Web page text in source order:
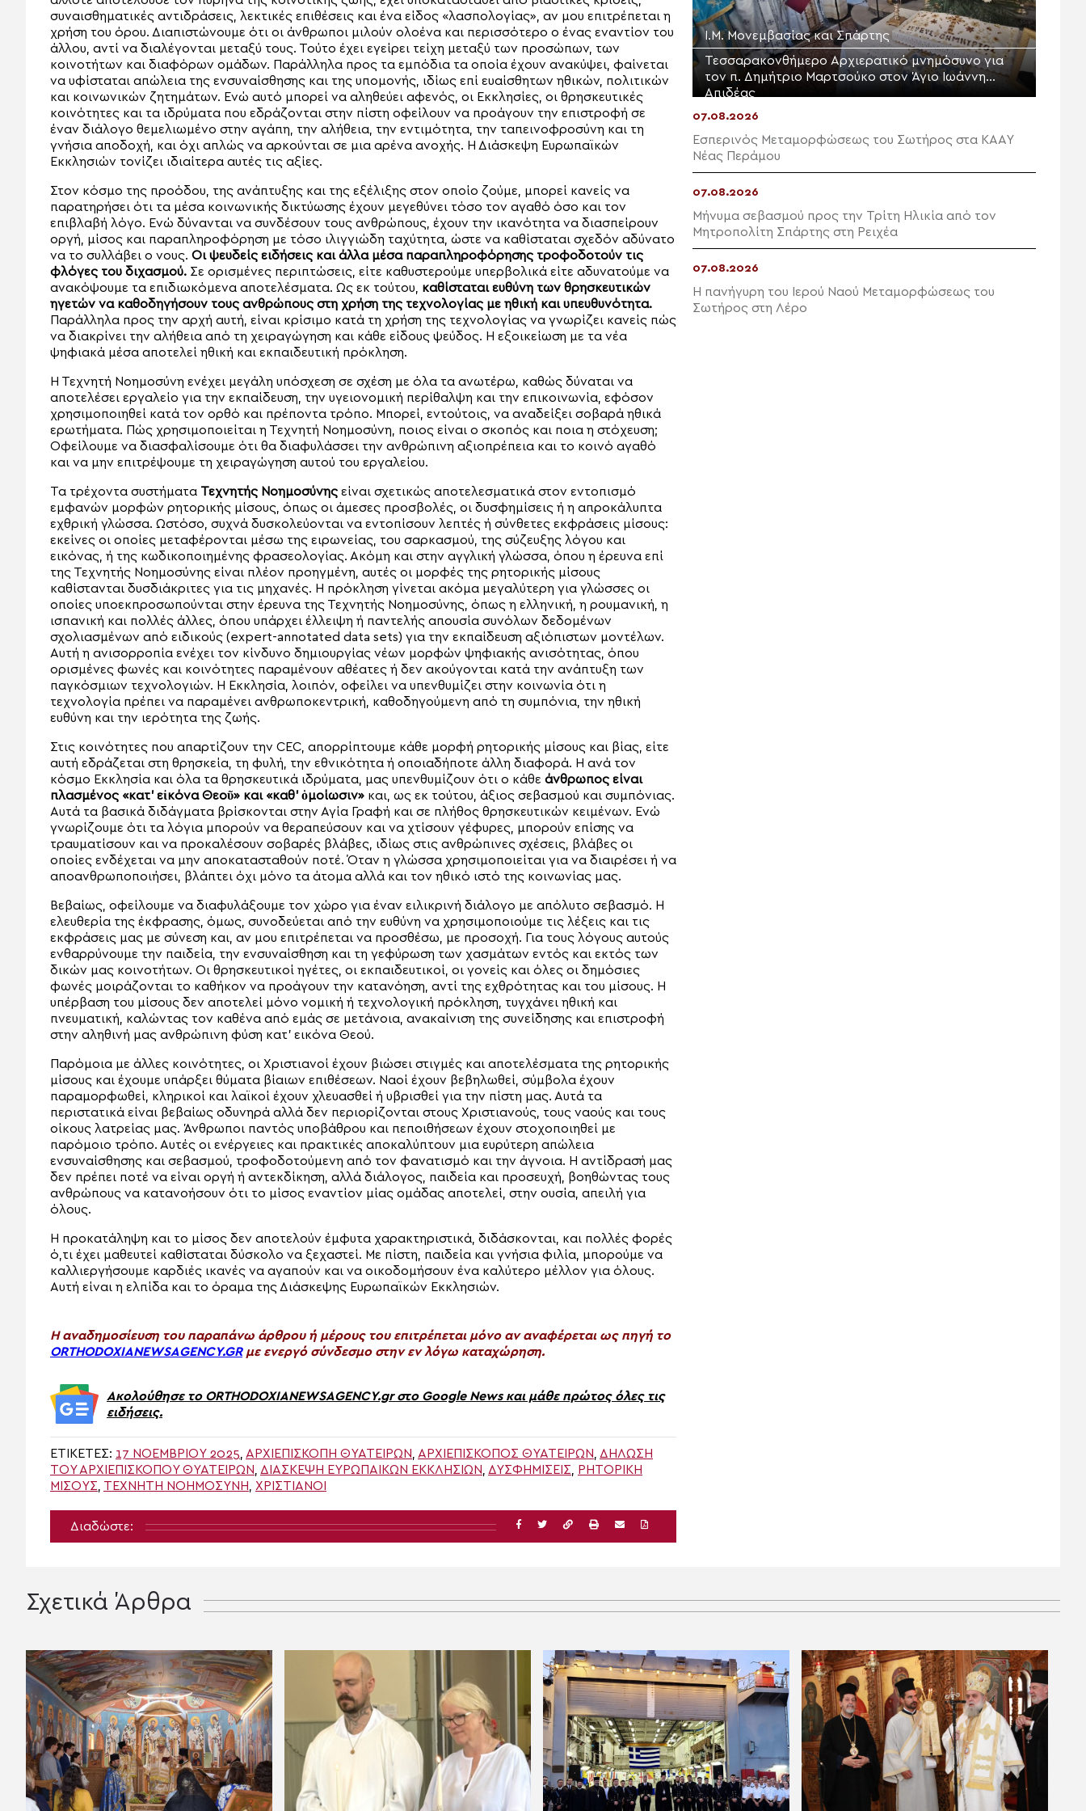
συναισθηματικές αντιδράσεις, λεκτικές επιθέσεις και ένα είδος «λασπολογίας», αν μου επιτρέπεται η
χρήση του όρου. Διαπιστώνουμε ότι οι άνθρωποι μιλούν ολοένα και περισσότερο ο ένας εναντίον του
άλλου, αντί να διαλέγονται μεταξύ τους. Τούτο έχει εγείρει τείχη μεταξύ των προσώπων, των
κοινοτήτων και διαφόρων ομάδων. Παράλληλα προς τα εμπόδια τα οποία έχουν ανακύψει, φαίνεται
να υφίσταται απώλεια της ενσυναίσθησης και της υπομονής, ιδίως επί ευαίσθητων ηθικών, πολιτικών
και κοινωνικών ζητημάτων. Ενώ αυτό μπορεί να αληθεύει αφενός, οι Εκκλησίες, οι θρησκευτικές
κοινότητες και τα ιδρύματα που εδράζονται στην πίστη οφείλουν να προάγουν την επιστροφή σε
έναν διάλογο θεμελιωμένο στην αγάπη, την αλήθεια, την εντιμότητα, την ταπεινοφροσύνη και τη
γνήσια αποδοχή, και όχι απλώς να αρκούνται σε μια αρένα ανοχής. Η Διάσκεψη Ευρωπαϊκών
Εκκλησιών τονίζει ιδιαίτερα αυτές τις αξίες.
Στον κόσμο της προόδου, της ανάπτυξης και της εξέλιξης στον οποίο ζούμε, μπορεί κανείς να
παρατηρήσει ότι τα μέσα κοινωνικής δικτύωσης έχουν μεγεθύνει τόσο τον αγαθό όσο και τον
επιβλαβή λόγο. Ενώ δύνανται να συνδέσουν τους ανθρώπους, έχουν την ικανότητα να διασπείρουν
οργή, μίσος και παραπληροφόρηση με τόσο ιλιγγιώδη ταχύτητα, ώστε να καθίσταται σχεδόν αδύνατο
να το συλλάβει ο νους. Οι ψευδείς ειδήσεις και άλλα μέσα παραπληροφόρησης τροφοδοτούν τις
φλόγες του διχασμού. Σε ορισμένες περιπτώσεις, είτε καθυστερούμε υπερβολικά είτε αδυνατούμε να
ανακόψουμε τα επιδιωκόμενα αποτελέσματα. Ως εκ τούτου, καθίσταται ευθύνη των θρησκευτικών
ηγετών να καθοδηγήσουν τους ανθρώπους στη χρήση της τεχνολογίας με ηθική και υπευθυνότητα.
Παράλληλα προς την αρχή αυτή, είναι κρίσιμο κατά τη χρήση της τεχνολογίας να γνωρίζει κανείς πώς
να διακρίνει την αλήθεια από τη χειραγώγηση και κάθε είδους ψεύδος. Η εξοικείωση με τα νέα
ψηφιακά μέσα αποτελεί ηθική και εκπαιδευτική πρόκληση.
Η Τεχνητή Νοημοσύνη ενέχει μεγάλη υπόσχεση σε σχέση με όλα τα ανωτέρω, καθώς δύναται να
αποτελέσει εργαλείο για την εκπαίδευση, την υγειονομική περίθαλψη και την επικοινωνία, εφόσον
χρησιμοποιηθεί κατά τον ορθό και πρέποντα τρόπο. Μπορεί, εντούτοις, να αναδείξει σοβαρά ηθικά
ερωτήματα. Πώς χρησιμοποιείται η Τεχνητή Νοημοσύνη, ποιος είναι ο σκοπός και ποια η στόχευση;
Οφείλουμε να διασφαλίσουμε ότι θα διαφυλάσσει την ανθρώπινη αξιοπρέπεια και το κοινό αγαθό
και να μην επιτρέψουμε τη χειραγώγηση αυτού του εργαλείου.
Τα τρέχοντα συστήματα Τεχνητής Νοημοσύνης είναι σχετικώς αποτελεσματικά στον εντοπισμό
εμφανών μορφών ρητορικής μίσους, όπως οι άμεσες προσβολές, οι δυσφημίσεις ή η απροκάλυπτα
εχθρική γλώσσα. Ωστόσο, συχνά δυσκολεύονται να εντοπίσουν λεπτές ή σύνθετες εκφράσεις μίσους:
εκείνες οι οποίες μεταφέρονται μέσω της ειρωνείας, του σαρκασμού, της σύζευξης λόγου και
εικόνας, ή της κωδικοποιημένης φρασεολογίας. Ακόμη και στην αγγλική γλώσσα, όπου η έρευνα επί
της Τεχνητής Νοημοσύνης είναι πλέον προηγμένη, αυτές οι μορφές της ρητορικής μίσους
καθίστανται δυσδιάκριτες για τις μηχανές. Η πρόκληση γίνεται ακόμα μεγαλύτερη για γλώσσες οι
οποίες υποεκπροσωπούνται στην έρευνα της Τεχνητής Νοημοσύνης, όπως η ελληνική, η ρουμανική, η
ισπανική και πολλές άλλες, όπου υπάρχει έλλειψη ή παντελής απουσία συνόλων δεδομένων
σχολιασμένων από ειδικούς (expert-annotated data sets) για την εκπαίδευση αξιόπιστων μοντέλων.
Αυτή η ανισορροπία ενέχει τον κίνδυνο δημιουργίας νέων μορφών ψηφιακής ανισότητας, όπου
ορισμένες φωνές και κοινότητες παραμένουν αθέατες ή δεν ακούγονται κατά την ανάπτυξη των
παγκόσμιων τεχνολογιών. Η Εκκλησία, λοιπόν, οφείλει να υπενθυμίζει στην κοινωνία ότι η
τεχνολογία πρέπει να παραμένει ανθρωποκεντρική, καθοδηγούμενη από τη συμπόνια, την ηθική
ευθύνη και την ιερότητα της ζωής.
Στις κοινότητες που απαρτίζουν την CEC, απορρίπτουμε κάθε μορφή ρητορικής μίσους και βίας, είτε
αυτή εδράζεται στη θρησκεία, τη φυλή, την εθνικότητα ή οποιαδήποτε άλλη διαφορά. Η ανά τον
κόσμο Εκκλησία και όλα τα θρησκευτικά ιδρύματα, μας υπενθυμίζουν ότι ο κάθε άνθρωπος είναι
πλασμένος «κατ’ εἰκόνα Θεοῦ» και «καθ’ ὁμοίωσιν» και, ως εκ τούτου, άξιος σεβασμού και συμπόνιας.
Αυτά τα βασικά διδάγματα βρίσκονται στην Αγία Γραφή και σε πλήθος θρησκευτικών κειμένων. Ενώ
γνωρίζουμε ότι τα λόγια μπορούν να θεραπεύσουν και να χτίσουν γέφυρες, μπορούν επίσης να
τραυματίσουν και να προκαλέσουν σοβαρές βλάβες, ιδίως στις ανθρώπινες σχέσεις, βλάβες οι
οποίες ενδέχεται να μην αποκατασταθούν ποτέ. Όταν η γλώσσα χρησιμοποιείται για να διαιρέσει ή να
αποανθρωποποιήσει, βλάπτει όχι μόνο τα άτομα αλλά και τον ηθικό ιστό της κοινωνίας μας.
Βεβαίως, οφείλουμε να διαφυλάξουμε τον χώρο για έναν ειλικρινή διάλογο με απόλυτο σεβασμό. Η
ελευθερία της έκφρασης, όμως, συνοδεύεται από την ευθύνη να χρησιμοποιούμε τις λέξεις και τις
εκφράσεις μας με σύνεση και, αν μου επιτρέπεται να προσθέσω, με προσοχή. Για τους λόγους αυτούς
ενθαρρύνουμε την παιδεία, την ενσυναίσθηση και τη γεφύρωση των χασμάτων εντός και εκτός των
δικών μας κοινοτήτων. Οι θρησκευτικοί ηγέτες, οι εκπαιδευτικοί, οι γονείς και όλες οι δημόσιες
φωνές μοιράζονται το καθήκον να προάγουν την κατανόηση, αντί της εχθρότητας και του μίσους. Η
υπέρβαση του μίσους δεν αποτελεί μόνο νομική ή τεχνολογική πρόκληση, τυγχάνει ηθική και
πνευματική, καλώντας τον καθένα από εμάς σε μετάνοια, ανακαίνιση της συνείδησης και επιστροφή
στην αληθινή μας ανθρώπινη φύση κατ’ εικόνα Θεού.
Παρόμοια με άλλες κοινότητες, οι Χριστιανοί έχουν βιώσει στιγμές και αποτελέσματα της ρητορικής
μίσους και έχουμε υπάρξει θύματα βίαιων επιθέσεων. Ναοί έχουν βεβηλωθεί, σύμβολα έχουν
παραμορφωθεί, κληρικοί και λαϊκοί έχουν χλευασθεί ή υβρισθεί για την πίστη μας. Αυτά τα
περιστατικά είναι βεβαίως οδυνηρά αλλά δεν περιορίζονται στους Χριστιανούς, τους ναούς και τους
οίκους λατρείας μας. Άνθρωποι παντός υποβάθρου και πεποιθήσεων έχουν στοχοποιηθεί με
παρόμοιο τρόπο. Αυτές οι ενέργειες και πρακτικές αποκαλύπτουν μια ευρύτερη απώλεια
ενσυναίσθησης και σεβασμού, τροφοδοτούμενη από τον φανατισμό και την άγνοια. Η αντίδρασή μας
δεν πρέπει ποτέ να είναι οργή ή αντεκδίκηση, αλλά διάλογος, παιδεία και προσευχή, βοηθώντας τους
ανθρώπους να κατανοήσουν ότι το μίσος εναντίον μίας ομάδας αποτελεί, στην ουσία, απειλή για
όλους.
Η προκατάληψη και το μίσος δεν αποτελούν έμφυτα χαρακτηριστικά, διδάσκονται, και πολλές φορές
ό,τι έχει μαθευτεί καθίσταται δύσκολο να ξεχαστεί. Με πίστη, παιδεία και γνήσια φιλία, μπορούμε να
καλλιεργήσουμε καρδιές ικανές να αγαπούν και να οικοδομήσουν ένα καλύτερο μέλλον για όλους.
Αυτή είναι η ελπίδα και το όραμα της Διάσκεψης Ευρωπαϊκών Εκκλησιών.
H αναδημοσίευση του παραπάνω άρθρου ή μέρους του επιτρέπεται μόνο αν αναφέρεται ως πηγή το
ORTHODOXIANEWSAGENCY.GRμε ενεργό σύνδεσμο στην εν λόγω καταχώρηση.
Ακολούθησε το ORTHODOXIANEWSAGENCY.gr στο Google News και μάθε πρώτος όλες τις
ειδήσεις.
ΕΤΙΚΈΤΕΣ: 17 ΝΟΕΜΒΡΊΟΥ 2025 ΑΡΧΙΕΠΙΣΚΟΠΉ ΘΥΑΤΕΊΡΩΝ ΑΡΧΙΕΠΙΣΚΟΠΟΣ ΘΥΑΤΕΊΡΩΝ
ΔΉΛΩΣΗ
ΤΟΥ ΑΡΧΙΕΠΙΣΚΌΠΟΥ ΘΥΑΤΕΊΡΩΝ
ΔΙΑΣΚΕΨΗ ΕΥΡΩΠΑΙΚΩΝ ΕΚΚΛΗΣΙΩΝ ΔΥΣΦΗΜΊΣΕΙΣ
ΡΗΤΟΡΙΚΉ
ΜΊΣΟΥΣ ΤΕΧΝΗΤΉ ΝΟΗΜΟΣΎΝΗ ΧΡΙΣΤΙΑΝΟΙ
Διαδώστε:
Ι.Μ. Μονεμβασίας και Σπάρτης
Τεσσαρακονθήμερο Αρχιερατικό μνημόσυνο για
τον π. Δημήτριο Μαρτσούκο στον Άγιο Ιωάννη
Απιδέας
07.08.2026
Εσπερινός Μεταμορφώσεως του Σωτήρος στα ΚΑΑΥ
Νέας Περάμου
07.08.2026
Μήνυμα σεβασμού προς την Τρίτη Ηλικία από τον
Μητροπολίτη Σπάρτης στη Ρειχέα
07.08.2026
Η πανήγυρη του Ιερού Ναού Μεταμορφώσεως του
Σωτήρος στη Λέρο
Σχετικά Άρθρα